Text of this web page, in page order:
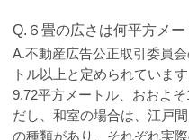
Q.６畳の広さは何平方メー
A.不動産広告公正取引委員
トル以上と定められていま
9.72平方メートル、おおよ
だし、和室の場合は、江戸
の種類があり、それぞれ実